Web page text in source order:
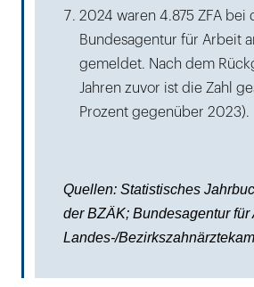
2024 waren 4.875 ZFA bei
Bundesagentur für Arbeit
gemeldet. Nach dem
Jahren zuvor ist die Zahl
Prozent gegenüber 2023).
Quellen: Statistisches
der BZÄK; Bundesagentur für
Landes-/